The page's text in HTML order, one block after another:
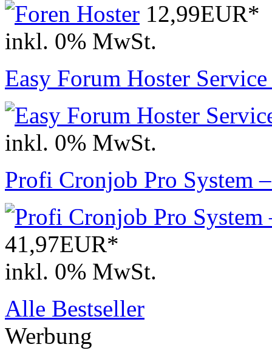
12,99EUR*
inkl. 0% MwSt.
Easy Forum Hoster
inkl. 0% MwSt.
Profi Cronjob Pro System
41,97EUR*
inkl. 0% MwSt.
Alle Bestseller
Werbung